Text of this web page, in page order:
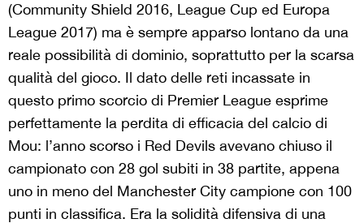
(Community Shield 2016, League Cup ed Europa
League 2017) ma è sempre apparso lontano da una
reale possibilità di dominio, soprattutto per la scarsa
qualità del gioco. Il dato delle reti incassate in
questo primo scorcio di Premier League esprime
perfettamente la perdita di efficacia del calcio di
Mou: l’anno scorso i Red Devils avevano chiuso il
campionato con 28 gol subiti in 38 partite, appena
uno in meno del Manchester City campione con 100
punti in classifica. Era la solidità difensiva di una